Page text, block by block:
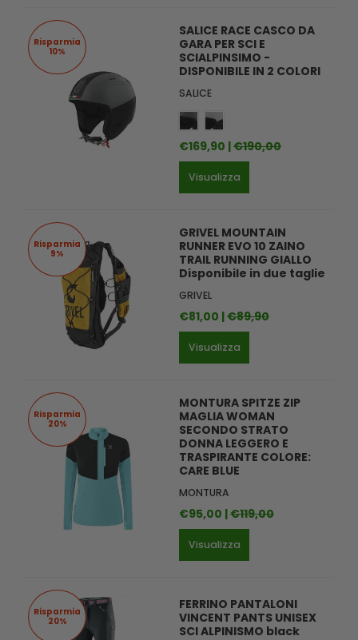
Risparmia
10%
SALICE RACE CASCO DA
GARA PER SCI E
SCIALPINSIMO -
DISPONIBILE IN 2 COLORI
SALICE
€169,90 |€190,00
Visualizza
Risparmia
9%
GRIVEL MOUNTAIN
RUNNER EVO 10 ZAINO
TRAIL RUNNING GIALLO
Disponibile in due taglie
GRIVEL
€81,00 |€89,90
Visualizza
Risparmia
20%
MONTURA SPITZE ZIP
MAGLIA WOMAN
SECONDO STRATO
DONNA LEGGERO E
TRASPIRANTE COLORE:
CARE BLUE
MONTURA
€95,00 |€119,00
Visualizza
Risparmia
20%
FERRINO PANTALONI
VINCENT PANTS UNISEX
SCI ALPINISMO black